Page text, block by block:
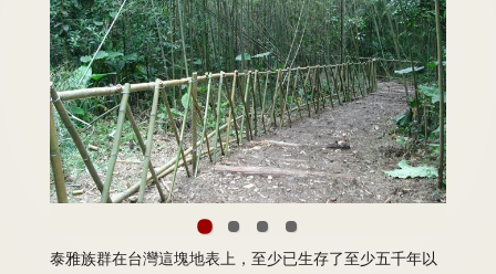
泰雅族群在台灣這塊地表上，至少已生存了至少五千年以